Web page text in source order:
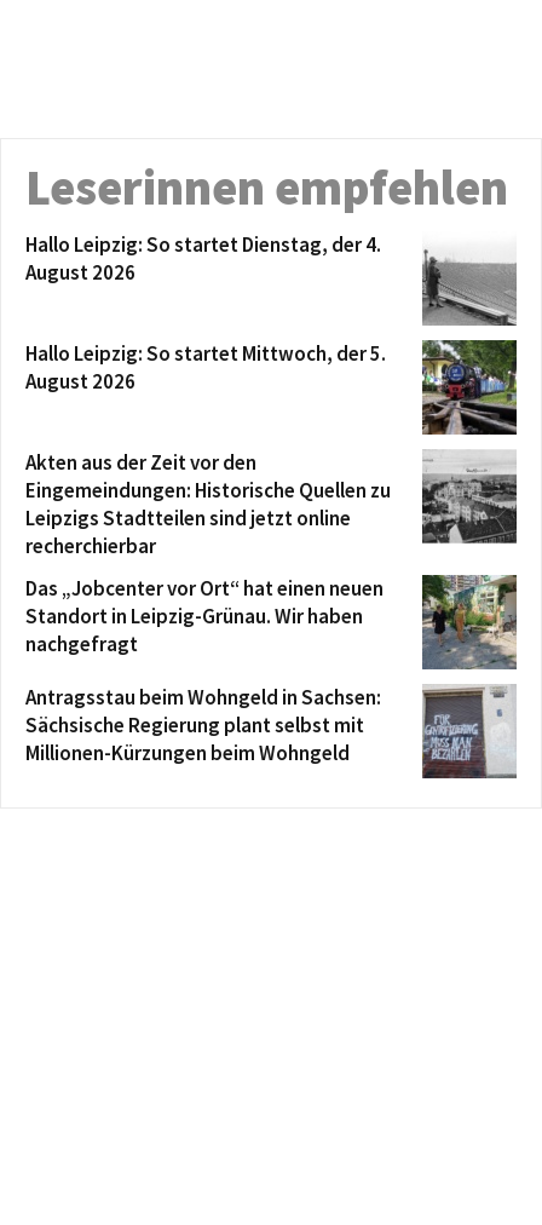
Leserinnen empfehlen
Hallo Leipzig: So startet Dienstag, der 4.
August 2026
Hallo Leipzig: So startet Mittwoch, der 5.
August 2026
Akten aus der Zeit vor den
Eingemeindungen: Historische Quellen zu
Leipzigs Stadtteilen sind jetzt online
recherchierbar
Das „Jobcenter vor Ort“ hat einen neuen
Standort in Leipzig-Grünau. Wir haben
nachgefragt
Antragsstau beim Wohngeld in Sachsen:
Sächsische Regierung plant selbst mit
Millionen-Kürzungen beim Wohngeld